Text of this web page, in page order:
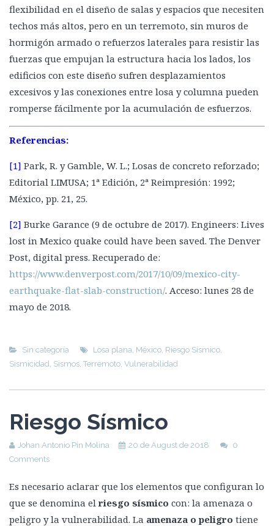
flexibilidad en el diseño de salas y espacios que necesiten
techos más altos, pero en un terremoto, sin muros de
hormigón armado o refuerzos laterales para resistir las
fuerzas que empujan la estructura hacia los lados, los
edificios con este diseño sufren desplazamientos
excesivos y las conexiones entre losa y columna pueden
romperse fácilmente por la acumulación de esfuerzos.
Referencias:
[1] Park, R. y Gamble, W. L.; Losas de concreto reforzado;
Editorial LIMUSA; 1ª Edición, 2ª Reimpresión: 1992;
México, pp. 21, 25.
[2] Burke Garance (9 de octubre de 2017). Engineers: Lives
lost in Mexico quake could have been saved. The Denver
Post, digital press. Recuperado de:
https://www.denverpost.com/2017/10/09/mexico-city-
earthquake-flat-slab-construction/. Acceso: lunes 28 de
mayo de 2018.
Sin categoría Losa plana México Riesgo Sísmico
Sismicidad Sismos Terremoto Vulnerabilidad
Riesgo Sísmico
Johan Antonio Pin Molina 20 de August de 2018
0
Comments
Es necesario aclarar que los elementos que configuran lo
que se denomina el riesgo sísmico con: la amenaza o
peligro y la vulnerabilidad. La amenaza o peligro tiene